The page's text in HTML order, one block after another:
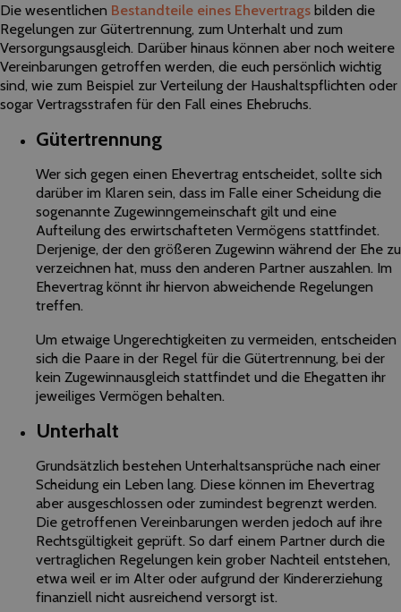
Die wesentlichen Bestandteile eines Ehevertrags bilden die
Regelungen zur Gütertrennung, zum Unterhalt und zum
Versorgungsausgleich. Darüber hinaus können aber noch weitere
Vereinbarungen getroffen werden, die euch persönlich wichtig
sind, wie zum Beispiel zur Verteilung der Haushaltspflichten oder
sogar Vertragsstrafen für den Fall eines Ehebruchs.
Gütertrennung
Wer sich gegen einen Ehevertrag entscheidet, sollte sich
darüber im Klaren sein, dass im Falle einer Scheidung die
sogenannte Zugewinngemeinschaft gilt und eine
Aufteilung des erwirtschafteten Vermögens stattfindet.
Derjenige, der den größeren Zugewinn während der Ehe zu
verzeichnen hat, muss den anderen Partner auszahlen. Im
Ehevertrag könnt ihr hiervon abweichende Regelungen
treffen.
Um etwaige Ungerechtigkeiten zu vermeiden, entscheiden
sich die Paare in der Regel für die Gütertrennung, bei der
kein Zugewinnausgleich stattfindet und die Ehegatten ihr
jeweiliges Vermögen behalten.
Unterhalt
Grundsätzlich bestehen Unterhaltsansprüche nach einer
Scheidung ein Leben lang. Diese können im Ehevertrag
aber ausgeschlossen oder zumindest begrenzt werden.
Die getroffenen Vereinbarungen werden jedoch auf ihre
Rechtsgültigkeit geprüft. So darf einem Partner durch die
vertraglichen Regelungen kein grober Nachteil entstehen,
etwa weil er im Alter oder aufgrund der Kindererziehung
finanziell nicht ausreichend versorgt ist.